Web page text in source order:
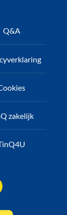
Q&A
zakelijk